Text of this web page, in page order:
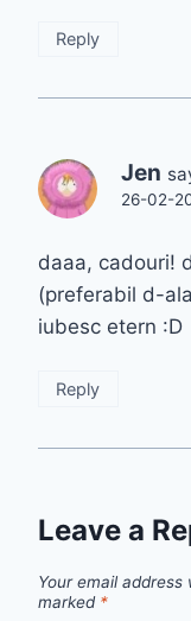
Reply
Jen
26-02-
daaa, cadouri!
(preferabil d-
iubesc etern :D
Reply
Leave a
Your email address
marked *